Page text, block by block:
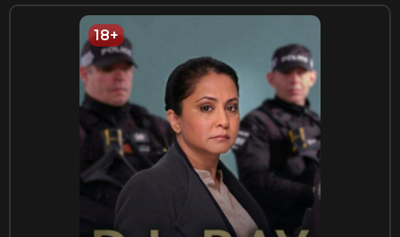
18+